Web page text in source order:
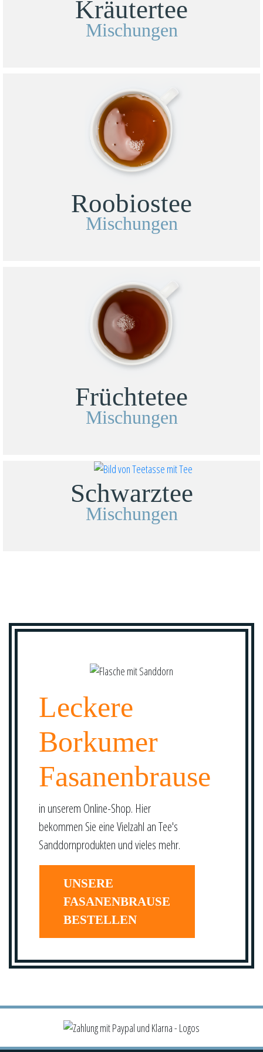
Kräutertee
Mischungen
Roobiostee
Mischungen
Früchtetee
Mischungen
Schwarztee
Mischungen
Leckere
Borkumer
Fasanenbrause
in unserem Online-Shop. Hier
bekommen Sie eine Vielzahl an Tee's
Sanddornprodukten und vieles mehr.
UNSERE
FASANENBRAUSE
BESTELLEN